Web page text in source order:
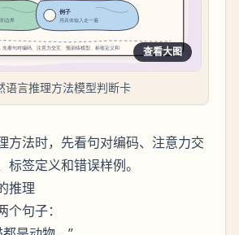
查看大图
语言推理方法模型判断卡
方法时，先看句对编码、注意力交
标签定义和错误样例。
推理
句子：